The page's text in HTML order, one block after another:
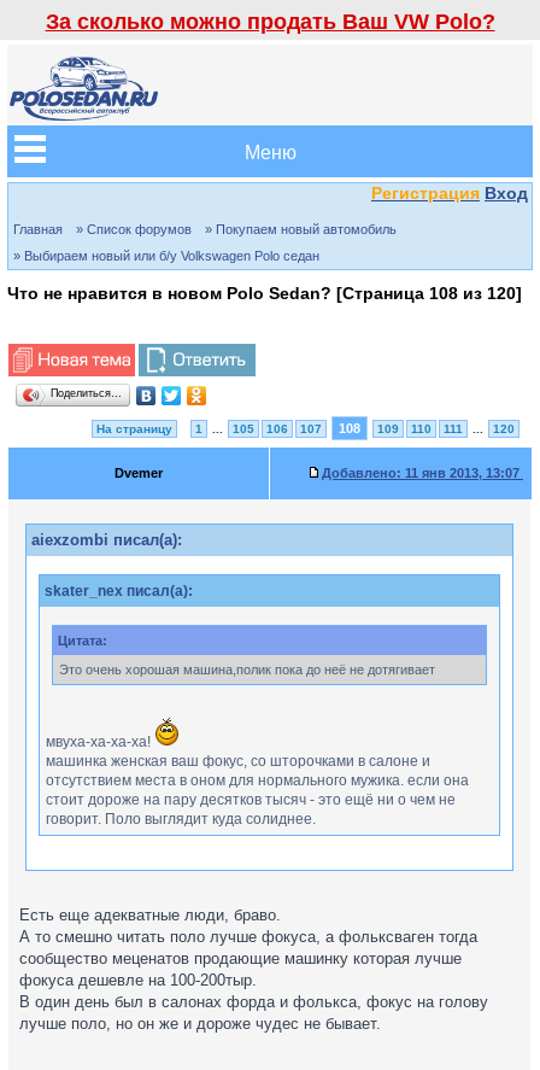
За сколько можно продать Ваш VW Polo?
Меню
Регистрация Вход
Главная » Список форумов
» Покупаем новый автомобиль
» Выбираем новый или б/у Volkswagen Polo седан
Что не нравится в новом Polo Sedan? [Страница 108 из 120]
Поделиться…
На страницу 1 105 106 107 108 109 110 111 120
Dvemer Добавлено: 11 янв 2013, 13:07
aiexzombi писал(а):
skater_nex писал(а):
Цитата:
Это очень хорошая машина,полик пока до неё не дотягивает
мвуха-ха-ха-ха!
машинка женская ваш фокус, со шторочками в салоне и
отсутствием места в оном для нормального мужика. если она
стоит дороже на пару десятков тысяч - это ещё ни о чем не
говорит. Поло выглядит куда солиднее.
центнера,а применительно к автомобилям примерно так: приора
- никогда не дотянется до поло,а поло,в свою очередь - до
фокуса,фокус никогда не станет джеттой... И в доказательство
всему этому - цена перечисленных моделей. Зная,что поло ни
в чём не уступает фокусу,ВАГ никогда бы не продавал его на
сотку дешевле последнего. Дальше спорить на эту тему не
Есть еще адекватные люди, браво.
А то смешно читать поло лучше фокуса, а фольксваген тогда
сообщество меценатов продающие машинку которая лучше
фокуса дешевле на 100-200тыр.
В один день был в салонах форда и фолькса, фокус на голову
лучше поло, но он же и дороже чудес не бывает.